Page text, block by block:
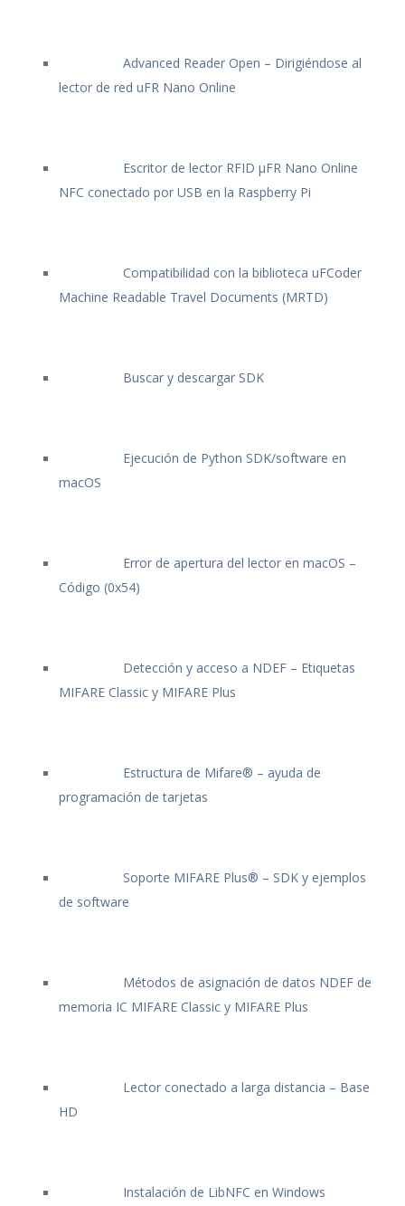
Advanced Reader Open – Dirigiéndose al
lector de red uFR Nano Online
Escritor de lector RFID μFR Nano Online
NFC conectado por USB en la Raspberry Pi
Compatibilidad con la biblioteca uFCoder
Machine Readable Travel Documents (MRTD)
Buscar y descargar SDK
Ejecución de Python SDK/software en
macOS
Error de apertura del lector en macOS –
Código (0x54)
Detección y acceso a NDEF – Etiquetas
MIFARE Classic y MIFARE Plus
Estructura de Mifare® – ayuda de
programación de tarjetas
Soporte MIFARE Plus® – SDK y ejemplos
de software
Métodos de asignación de datos NDEF de
memoria IC MIFARE Classic y MIFARE Plus
Lector conectado a larga distancia – Base
HD
Instalación de LibNFC en Windows